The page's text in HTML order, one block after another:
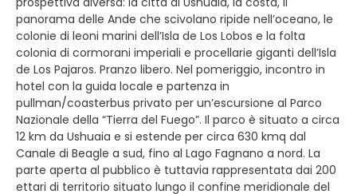
panorama delle Ande che scivolano ripide nell’oceano, le
colonie di leoni marini dell’Isla de Los Lobos e la folta
colonia di cormorani imperiali e procellarie giganti dell’Isla
de Los Pajaros. Pranzo libero. Nel pomeriggio, incontro in
hotel con la guida locale e partenza in
pullman/coasterbus privato per un’escursione al Parco
Nazionale della “Tierra del Fuego”. Il parco è situato a circa
12 km da Ushuaia e si estende per circa 630 kmq dal
Canale di Beagle a sud, fino al Lago Fagnano a nord. La
parte aperta al pubblico è tuttavia rappresentata dai 200
ettari di territorio situato lungo il confine meridionale del